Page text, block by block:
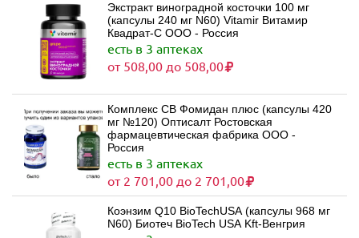
Экстракт виноградной косточки 100 мг
(капсулы 240 мг N60) Vitamir Витамир
Квадрат-С ООО - Россия
есть в 3 аптеках
от 508,00 до 508,00
Комплекс СВ Фомидан плюс (капсулы 420
мг №120) Оптисалт Ростовская
фармацевтическая фабрика ООО -
Россия
есть в 3 аптеках
от 2 701,00 до 2 701,00
Коэнзим Q10 BioTechUSA (капсулы 968 мг
N60) Биотеч BioTech USA Kft-Венгрия